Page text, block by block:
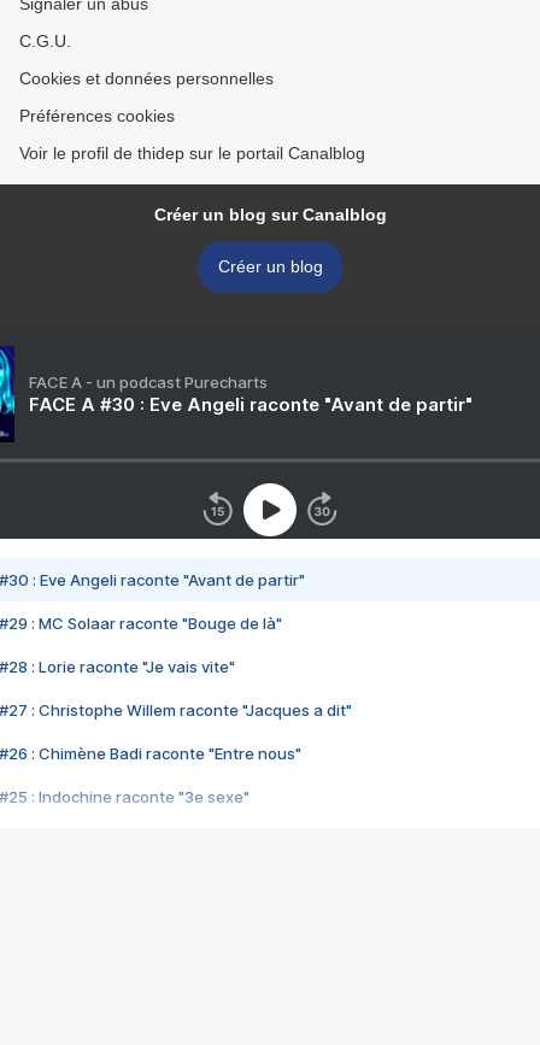
C.G.U.
Cookies et données personnelles
Préférences cookies
Voir le profil de thidep sur le portail Canalblog
Créer un blog sur Canalblog
Créer un blog
FACE A - un podcast Purecharts
FACE A #30 : Eve Angeli raconte "Avant de partir"
#30 : Eve Angeli raconte "Avant de partir"
#29 : MC Solaar raconte "Bouge de là"
#28 : Lorie raconte "Je vais vite"
#27 : Christophe Willem raconte "Jacques a dit"
#26 : Chimène Badi raconte "Entre nous"
#25 : Indochine raconte "3e sexe"